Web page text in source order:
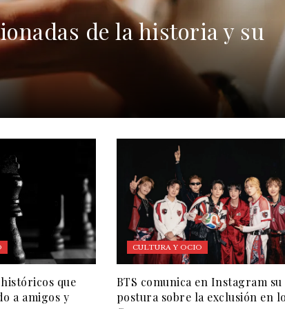
de la historia y su
históricos que
a amigos y
CULTURA Y OCIO
BTS comunica en Instagram su
postura sobre la exclusión en